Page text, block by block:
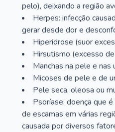
pelo), deixando a região
Herpes: infecção
gerar desde dor e
Hiperidrose (suor
Hirsutismo (excesso
Manchas na pele e nas
Micoses de pele e de
Pele seca, oleosa ou
Psoríase: doença que
de escamas em várias
causada por diversos